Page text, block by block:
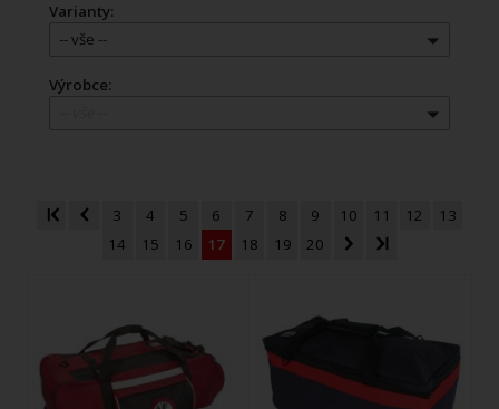
Varianty:
-- vše --
Výrobce:
3 4 5 6 7 8 9 10 11 12
13
14
15 16 17 18 19 20